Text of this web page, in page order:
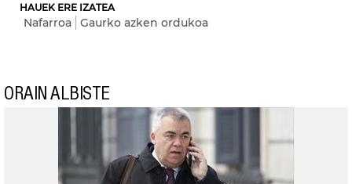
HAUEK ERE IZATEA
Nafarroa Gaurko azken ordukoa
ORAIN ALBISTE